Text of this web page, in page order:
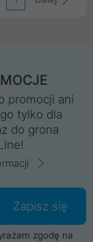
promocji ani
tylko dla
do grona
Zapisz się
zgodę na